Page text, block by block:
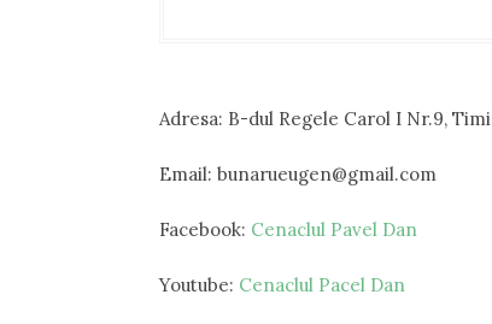
Adresa: B-dul Regele Carol I Nr.9,
Email: bunarueugen@gmail.com
Facebook: Cenaclul Pavel Dan
Youtube: Cenaclul Pacel Dan